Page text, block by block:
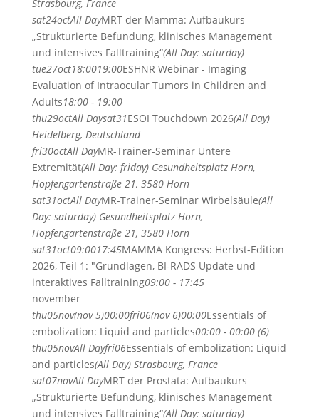
Strasbourg, France
sat24octAll DayMRT der Mamma: Aufbaukurs
„Strukturierte Befundung, klinisches Management
und intensives Falltraining“(All Day: saturday)
tue27oct18:0019:00ESHNR Webinar - Imaging
Evaluation of Intraocular Tumors in Children and
Adults18:00 - 19:00
thu29octAll Daysat31ESOI Touchdown 2026(All Day)
Heidelberg, Deutschland
fri30octAll DayMR-Trainer-Seminar Untere
Extremität(All Day: friday) Gesundheitsplatz Horn,
Hopfengartenstraße 21, 3580 Horn
sat31octAll DayMR-Trainer-Seminar Wirbelsäule(All
Day: saturday) Gesundheitsplatz Horn,
Hopfengartenstraße 21, 3580 Horn
sat31oct09:0017:45MAMMA Kongress: Herbst-Edition
2026, Teil 1: "Grundlagen, BI-RADS Update und
interaktives Falltraining09:00 - 17:45
november
thu05nov(nov 5)00:00fri06(nov 6)00:00Essentials of
embolization: Liquid and particles00:00 - 00:00 (6)
thu05novAll Dayfri06Essentials of embolization: Liquid
and particles(All Day) Strasbourg, France
sat07novAll DayMRT der Prostata: Aufbaukurs
„Strukturierte Befundung, klinisches Management
und intensives Falltraining“(All Day: saturday)